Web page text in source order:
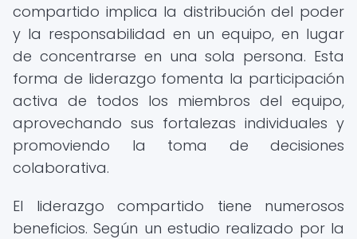
compartido implica la distribución del poder
y la responsabilidad en un equipo, en lugar
de concentrarse en una sola persona. Esta
forma de liderazgo fomenta la participación
activa de todos los miembros del equipo,
aprovechando sus fortalezas individuales y
promoviendo la toma de decisiones
colaborativa.
El liderazgo compartido tiene numerosos
beneficios. Según un estudio realizado por la